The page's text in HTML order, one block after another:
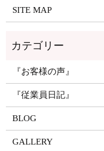
SITE MAP
『お客様の声』
『従業員日記』
BLOG
GALLERY